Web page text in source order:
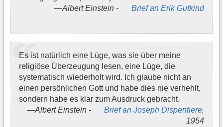
Albert Einstein -
Brief an Erik Gutkind
Es ist natürlich eine Lüge, was sie über meine
religiöse Überzeugung lesen, eine Lüge, die
systematisch wiederholt wird. Ich glaube nicht an
einen persönlichen Gott und habe dies nie verhehlt,
sondern habe es klar zum Ausdruck gebracht.
Albert Einstein -
Brief an Joseph Dispentiere,
1954